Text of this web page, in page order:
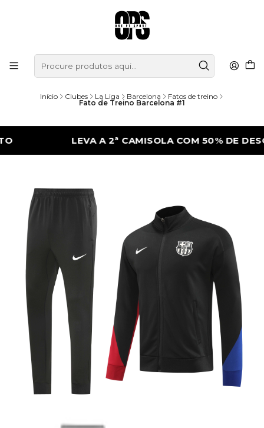
Início Clubes La Liga Barcelona Fatos de treino
Fato de Treino Barcelona #1
LEVA A 2ª CAMISOLA COM 50% DE